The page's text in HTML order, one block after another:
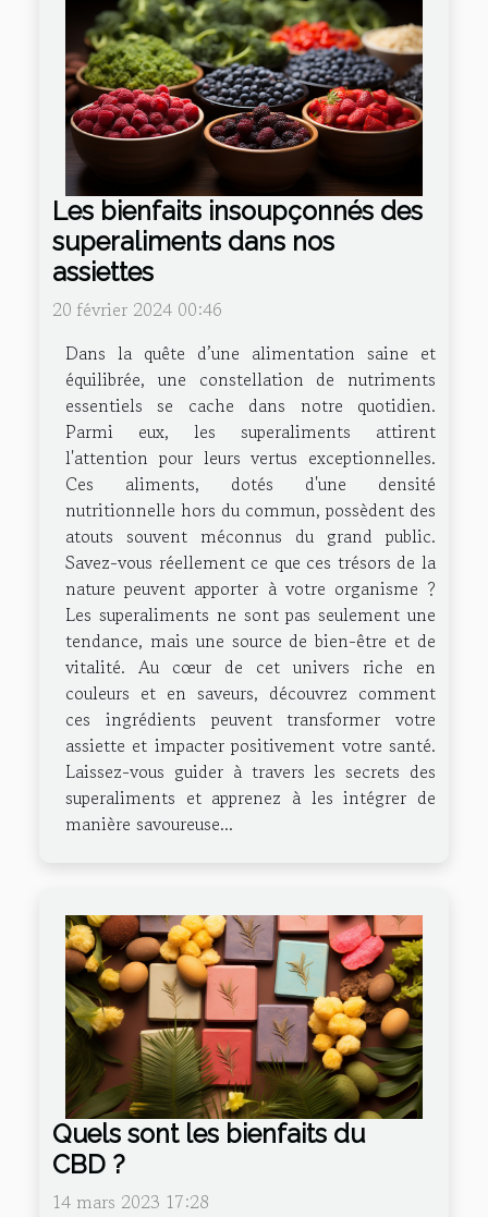
Les bienfaits insoupçonnés des
superaliments dans nos
assiettes
20 février 2024 00:46
Dans la quête d’une alimentation saine et
équilibrée, une constellation de nutriments
essentiels se cache dans notre quotidien.
Parmi eux, les superaliments attirent
l'attention pour leurs vertus exceptionnelles.
Ces aliments, dotés d'une densité
nutritionnelle hors du commun, possèdent des
atouts souvent méconnus du grand public.
Savez-vous réellement ce que ces trésors de la
nature peuvent apporter à votre organisme ?
Les superaliments ne sont pas seulement une
tendance, mais une source de bien-être et de
vitalité. Au cœur de cet univers riche en
couleurs et en saveurs, découvrez comment
ces ingrédients peuvent transformer votre
assiette et impacter positivement votre santé.
Laissez-vous guider à travers les secrets des
superaliments et apprenez à les intégrer de
manière savoureuse...
Quels sont les bienfaits du
CBD ?
14 mars 2023 17:28